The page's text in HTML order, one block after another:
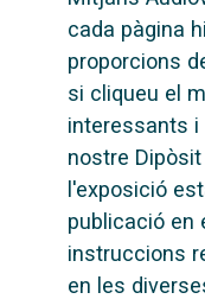
cada pàgina
proporcions
si cliqueu el
interessants i
nostre
l'exposició
publicació en
instruccions
en les